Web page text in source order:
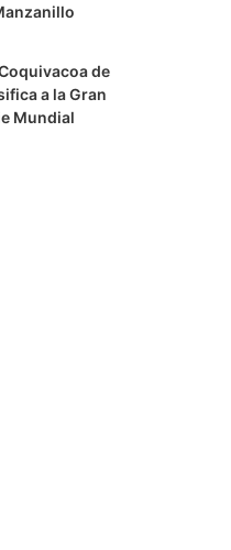
de
a la Gran
Mundial